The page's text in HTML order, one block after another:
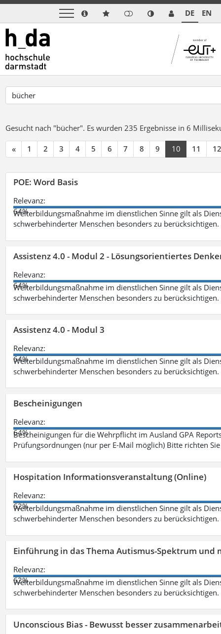
DE EN
Gesucht nach "bücher". Es wurden 235 Ergebnisse in 6
« 1 2 3 4 5 6 7 8 9 10 11 12
POE: Word Basis
Relevanz:
64%
Weiterbildungsmaßnahme im dienstlichen Sinne gilt als
schwerbehinderter Menschen besonders zu berücksichtigen.
Assistenz 4.0 - Modul 2 - Lösungsorientiertes
Relevanz:
64%
Weiterbildungsmaßnahme im dienstlichen Sinne gilt als
schwerbehinderter Menschen besonders zu berücksichtigen.
Assistenz 4.0 - Modul 3
Relevanz:
64%
Weiterbildungsmaßnahme im dienstlichen Sinne gilt als
schwerbehinderter Menschen besonders zu
Bescheinigungen
Relevanz:
64%
Bescheinigungen für die Wehrpflicht im Ausland GPA
Prüfungsordnungen (nur per E-Mail möglich) Bitte richten
Hospitation Informationsveranstaltung (Online)
Relevanz:
62%
Weiterbildungsmaßnahme im dienstlichen Sinne gilt als
schwerbehinderter Menschen besonders zu berücksichtigen.
Einführung in das Thema Autismus-Spektrum
Relevanz:
62%
Weiterbildungsmaßnahme im dienstlichen Sinne gilt als
schwerbehinderter Menschen besonders zu berücksichtigen.
Unconscious Bias - Bewusst besser